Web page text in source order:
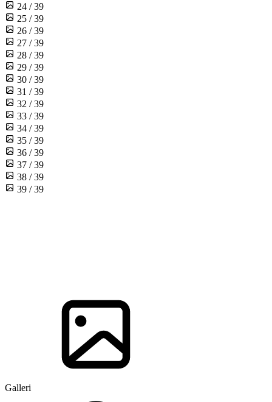
24 / 39
25 / 39
26 / 39
27 / 39
28 / 39
29 / 39
30 / 39
31 / 39
32 / 39
33 / 39
34 / 39
35 / 39
36 / 39
37 / 39
38 / 39
39 / 39
Galleri